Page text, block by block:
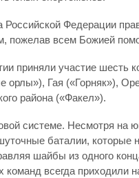
Российской Федерации
пожелав всем Божией
приняли участие
орлы»), Гая («Горняк»),
района («Факел»).
системе. Несмотря на
баталии, которые
шайбы из одного
команд всегда приходили